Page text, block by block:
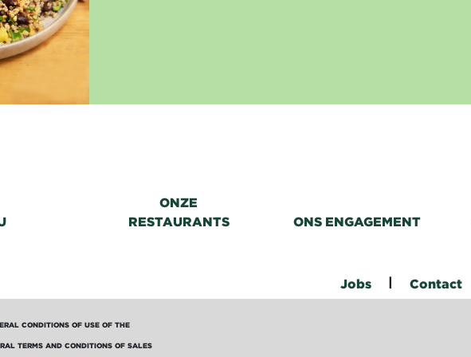
ONZE
RESTAURANTS
ONS ENGAGEMENT
Jobs Contact
CONDITIONS OF USE OF THE
TERMS AND CONDITIONS OF SALES